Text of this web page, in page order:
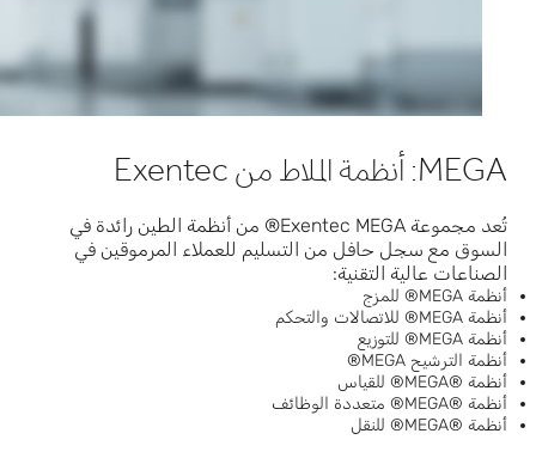
MEGA: أنظمة الملاط من Exentec
تُعد مجموعة Exentec MEGA® من أنظمة الطين رائدة في
السوق مع سجل حافل من التسليم للعملاء المرموقين في
الصناعات عالية التقنية:
أنظمة MEGA® للمزج
أنظمة MEGA® للاتصالات والتحكم
أنظمة MEGA® للتوزيع
أنظمة الترشيح MEGA®
أنظمة ®MEGA® للقياس
أنظمة ®MEGA® متعددة الوظائف
أنظمة ®MEGA® للنقل